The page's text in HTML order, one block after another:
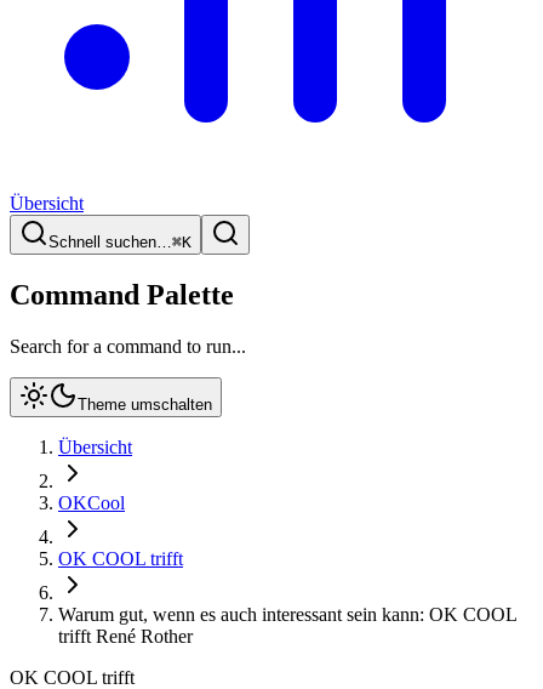
Übersicht
Schnell suchen…⌘K
Command Palette
Search for a command to run...
Theme umschalten
Übersicht
OKCool
OK COOL trifft
Warum gut, wenn es auch interessant sein kann: OK COOL
trifft René Rother
OK COOL trifft